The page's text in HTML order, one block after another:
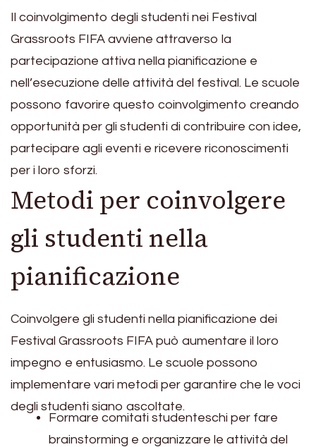
Il coinvolgimento degli studenti nei Festival
Grassroots FIFA avviene attraverso la
partecipazione attiva nella pianificazione e
nell’esecuzione delle attività del festival. Le scuole
possono favorire questo coinvolgimento creando
opportunità per gli studenti di contribuire con idee,
partecipare agli eventi e ricevere riconoscimenti
per i loro sforzi.
Metodi per coinvolgere
gli studenti nella
pianificazione
Coinvolgere gli studenti nella pianificazione dei
Festival Grassroots FIFA può aumentare il loro
impegno e entusiasmo. Le scuole possono
implementare vari metodi per garantire che le voci
degli studenti siano ascoltate.
Formare comitati studenteschi per fare
brainstorming e organizzare le attività del